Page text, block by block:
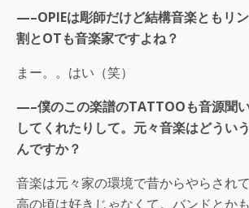
—–OPIEは彫師だけど結構音楽ともリン
割とOTも音楽家ですよね？
まー。。はい（笑）
—–僕のこの楽譜のTATTOOも音源聞
してくれたりして。元々音楽はどうい
んですか？
音楽は元々家の環境で昔からやらされ
高の頃は好きじゃなくて。バンドとか